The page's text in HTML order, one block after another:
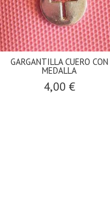
GARGANTILLA CUERO CON
MEDALLA
4,00 €